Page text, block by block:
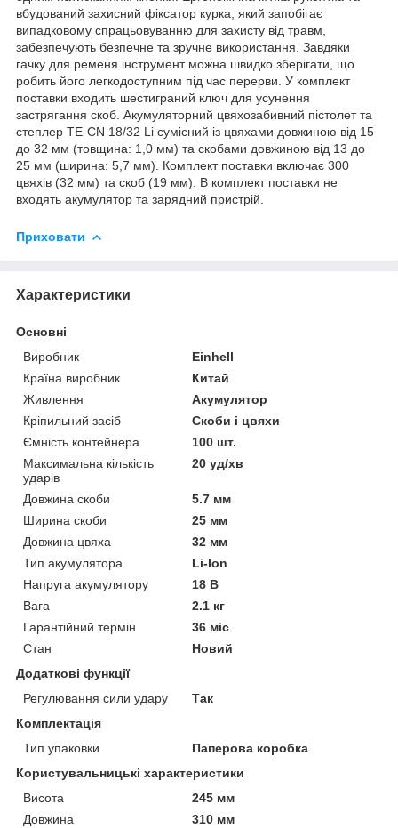
вбудований захисний фіксатор курка, який запобігає
випадковому спрацьовуванню для захисту від травм,
забезпечують безпечне та зручне використання. Завдяки
гачку для ременя інструмент можна швидко зберігати, що
робить його легкодоступним під час перерви. У комплект
поставки входить шестиграний ключ для усунення
застрягання скоб. Акумуляторний цвяхозабивний пістолет та
степлер TE-CN 18/32 Li сумісний із цвяхами довжиною від 15
до 32 мм (товщина: 1,0 мм) та скобами довжиною від 13 до
25 мм (ширина: 5,7 мм). Комплект поставки включає 300
цвяхів (32 мм) та скоб (19 мм). В комплект поставки не
входять акумулятор та зарядний пристрій.
Приховати
Характеристики
Основні
Виробник
Einhell
Країна виробник
Китай
Живлення
Акумулятор
Кріпильний засіб
Скоби і цвяхи
Ємність контейнера
100 шт.
Максимальна кількість
ударів
20 уд/хв
Довжина скоби
5.7 мм
Ширина скоби
25 мм
Довжина цвяха
32 мм
Тип акумулятора
Li-Ion
Напруга акумулятору
18 В
Вага
2.1 кг
Гарантійний термін
36 міс
Стан
Новий
Додаткові функції
Регулювання сили удару
Так
Комплектація
Тип упаковки
Паперова коробка
Користувальницькі характеристики
Висота
245 мм
Довжина
310 мм